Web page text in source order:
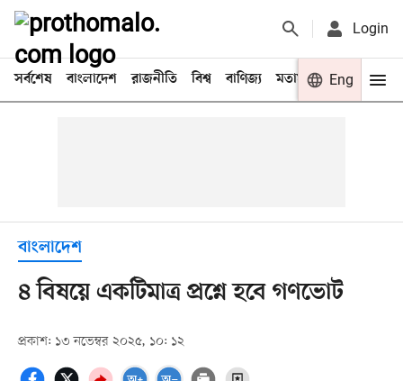
Login
সর্বশেষ বাংলাদেশ রাজনীতি বিশ্ব বাণিজ্য মতামত খেলা
Eng
বাংলাদেশ
৪ বিষয়ে একটিমাত্র প্রশ্নে হবে গণভোট
প্রকাশ: ১৩ নভেম্বর ২০২৫, ১০: ১২